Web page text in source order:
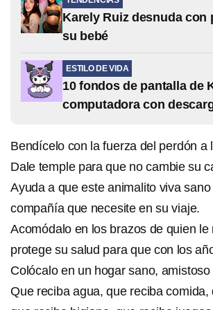
Karely Ruiz desnuda con
su bebé
ESTILO DE VIDA
10 fondos de pantalla de
computadora con
Bendícelo con la fuerza del perdón a
Dale temple para que no cambie su
Ayuda a que este animalito viva
compañía que necesite en su viaje.
Acomódalo en los brazos de quien le
protege su salud para que con los
Colócalo en un hogar sano, amistoso
Que reciba agua, que reciba